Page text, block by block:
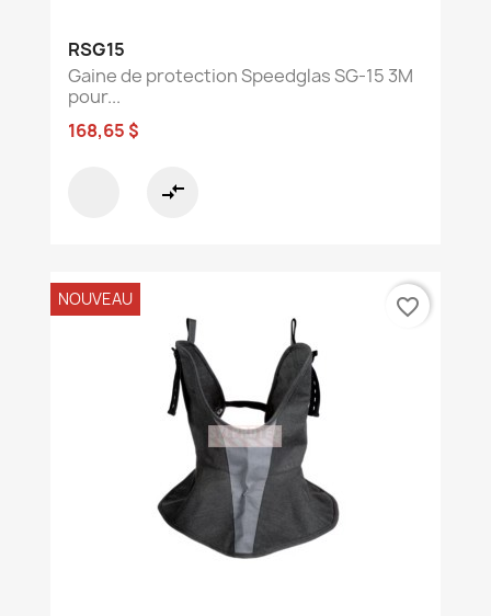
RSG15
Gaine de protection Speedglas SG-15 3M
pour...
168,65 $
compare_arrows
NOUVEAU favorite_border